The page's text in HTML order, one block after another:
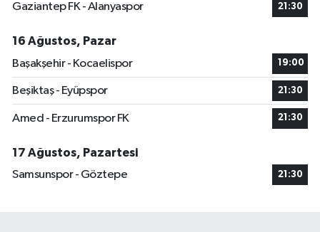
Gaziantep FK - Alanyaspor 21:30
16 Ağustos, Pazar
Başakşehir - Kocaelispor
19:00
Beşiktaş - Eyüpspor 21:30
Amed - Erzurumspor FK 21:30
17 Ağustos, Pazartesi
Samsunspor - Göztepe
21:30